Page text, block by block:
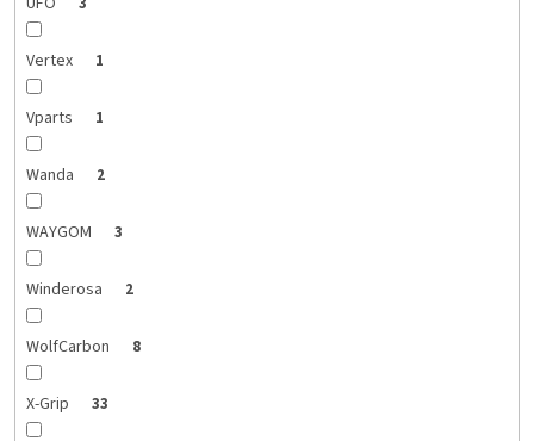
Vertex 1
Vparts 1
Wanda 2
WAYGOM 3
Winderosa 2
WolfCarbon 8
X-Grip 33